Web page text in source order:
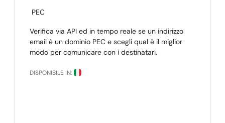
PEC
Verifica via API ed in tempo reale se un indirizzo
email è un dominio PEC e scegli qual è il miglior
modo per comunicare con i destinatari.
DISPONIBILE IN: